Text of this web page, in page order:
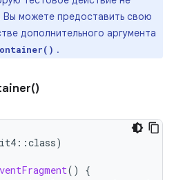
Вы можете предоставить свою
дополнительного аргумента
.
::class)
()
{